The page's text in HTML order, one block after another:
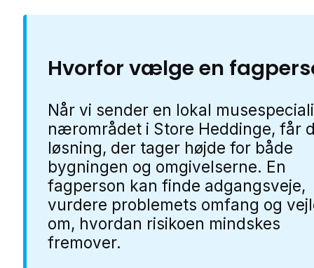
Hvorfor vælge en
Når vi sender en lokal
nærområdet i Store Heddinge, får
løsning, der tager højde for både
bygningen og omgivelserne. En
fagperson kan finde adgangsveje,
vurdere problemets omfang og
om, hvordan risikoen mindskes
fremover.